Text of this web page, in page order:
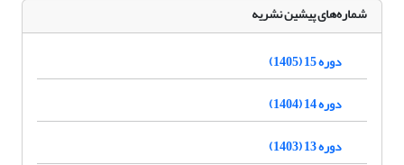
شماره‌های پیشین نشریه
دوره 15 (1405)
دوره 14 (1404)
دوره 13 (1403)